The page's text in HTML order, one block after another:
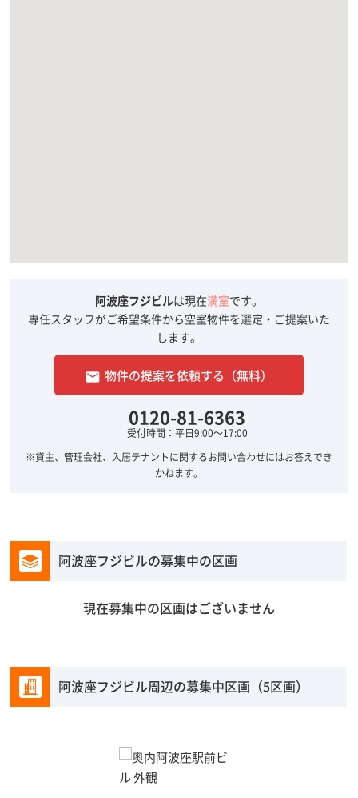
阿波座フジビルは現在満室です。
専任スタッフがご希望条件から空室物件を選定・ご提案いた
します。
email 物件の提案を依頼する（無料）
0120-81-6363
受付時間：平日9:00～17:00
※貸主、管理会社、入居テナントに関するお問い合わせにはお答えでき
かねます。
阿波座フジビルの募集中の区画
現在募集中の区画はございません
阿波座フジビル周辺の募集中区画（5区画）